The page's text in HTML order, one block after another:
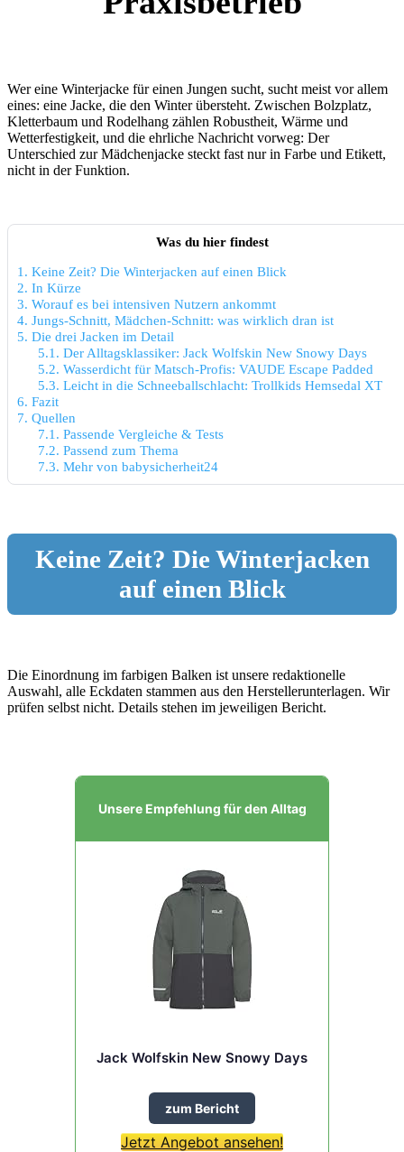
Wer eine Winterjacke für einen Jungen sucht, sucht meist vor allem
eines: eine Jacke, die den Winter übersteht. Zwischen Bolzplatz,
Kletterbaum und Rodelhang zählen Robustheit, Wärme und
Wetterfestigkeit, und die ehrliche Nachricht vorweg: Der
Unterschied zur Mädchenjacke steckt fast nur in Farbe und Etikett,
nicht in der Funktion.
Was du hier findest
1. Keine Zeit? Die Winterjacken auf einen Blick
2. In Kürze
3. Worauf es bei intensiven Nutzern ankommt
4. Jungs-Schnitt, Mädchen-Schnitt: was wirklich dran ist
5. Die drei Jacken im Detail
5.1. Der Alltagsklassiker: Jack Wolfskin New Snowy Days
5.2. Wasserdicht für Matsch-Profis: VAUDE Escape Padded
5.3. Leicht in die Schneeballschlacht: Trollkids Hemsedal XT
6. Fazit
7. Quellen
7.1. Passende Vergleiche & Tests
7.2. Passend zum Thema
7.3. Mehr von babysicherheit24
Keine Zeit? Die Winterjacken
auf einen Blick
Die Einordnung im farbigen Balken ist unsere redaktionelle
Auswahl, alle Eckdaten stammen aus den Herstellerunterlagen. Wir
prüfen selbst nicht. Details stehen im jeweiligen Bericht.
Unsere Empfehlung für den Alltag
Jack Wolfskin New Snowy Days
zum Bericht
Jetzt Angebot ansehen!